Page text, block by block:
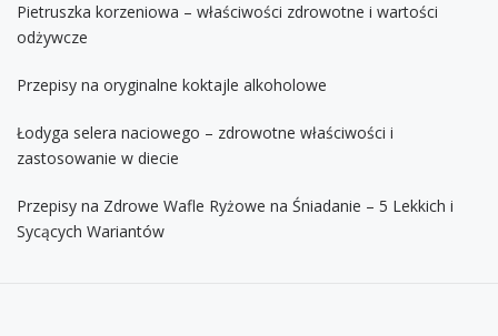
Pietruszka korzeniowa – właściwości zdrowotne i wartości
odżywcze
Przepisy na oryginalne koktajle alkoholowe
Łodyga selera naciowego – zdrowotne właściwości i
zastosowanie w diecie
Przepisy na Zdrowe Wafle Ryżowe na Śniadanie – 5 Lekkich i
Sycących Wariantów